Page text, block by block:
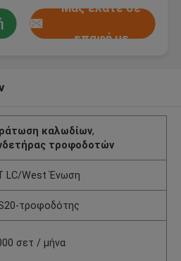
Μας ελάτε σε
επαφή με
καλωδίων,
τροφοδοτών
LC/West Ένωση
τροφοδότης
σετ / μήνα